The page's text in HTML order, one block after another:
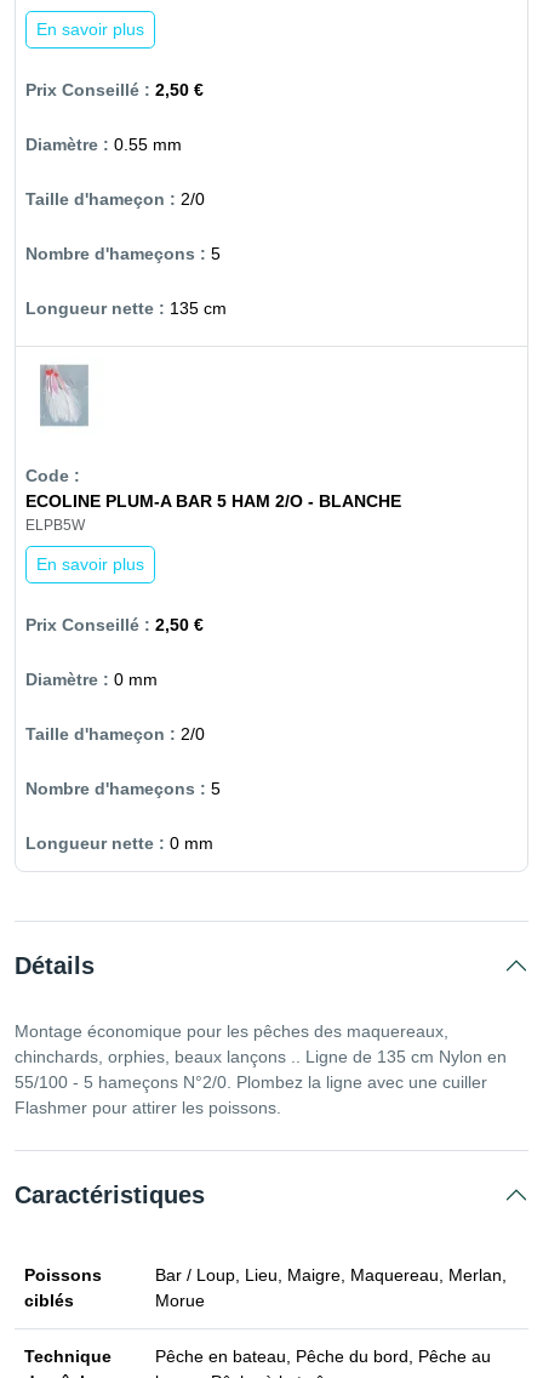
En savoir plus
2,50 €
0.55 mm
2/0
5
135 cm
ECOLINE PLUM-A BAR 5 HAM 2/O - BLANCHE
ELPB5W
En savoir plus
2,50 €
0 mm
2/0
5
0 mm
Détails
Montage économique pour les pêches des maquereaux,
chinchards, orphies, beaux lançons .. Ligne de 135 cm Nylon en
55/100 - 5 hameçons N°2/0. Plombez la ligne avec une cuiller
Flashmer pour attirer les poissons.
Caractéristiques
Poissons
ciblés
Bar / Loup, Lieu, Maigre, Maquereau, Merlan,
Morue
Technique
Pêche en bateau, Pêche du bord, Pêche au